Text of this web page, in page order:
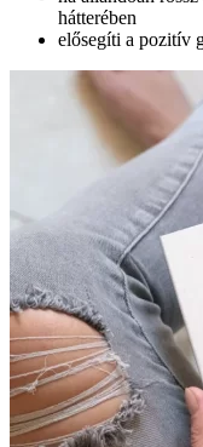
hátterében
elősegíti a pozitív